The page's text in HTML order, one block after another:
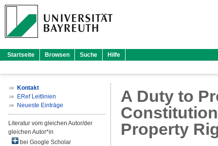
Startseite Browsen Suche Hilfe
Kontakt
ERef Leitlinien
Neueste Einträge
Literatur vom gleichen Autor/der
gleichen Autor*in
bei Google Scholar
A Duty to
Property